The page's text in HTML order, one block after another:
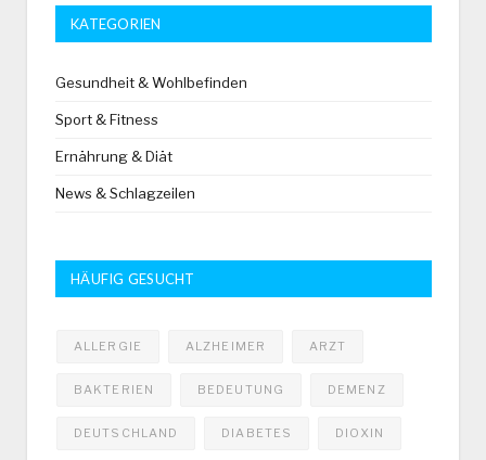
KATEGORIEN
Gesundheit & Wohlbefinden
Sport & Fitness
Ernährung & Diät
News & Schlagzeilen
HÄUFIG GESUCHT
ALLERGIE ALZHEIMER ARZT
BAKTERIEN BEDEUTUNG DEMENZ
DEUTSCHLAND DIABETES DIOXIN